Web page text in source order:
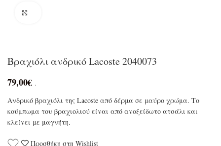
Βραχιόλι ανδρικό Lacoste 2040073
79,00€ .
Ανδρικό βραχιόλι της Lacoste από δέρμα σε μαύρο χρώμα. Το
κούμπωμα του βραχιολιού είναι από ανοξείδωτο ατσάλι και
κλείνει με μαγνήτη.
Προσθήκη στη Wishlist